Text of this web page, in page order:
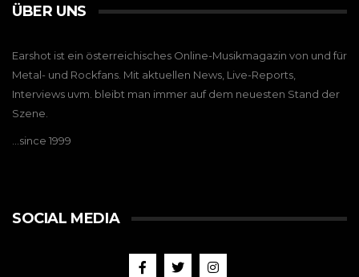
ÜBER UNS
Earshot ist ein österreichisches Online-Musikmagazin von und für
Metal- und Rockfans. Mit aktuellen News, Live-Reports,
Interviews uvm. bleibt man immer auf dem neuesten Stand der
Szene.
…since 1999
SOCIAL MEDIA